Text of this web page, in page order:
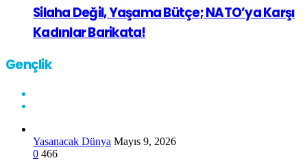
Silaha Değil, Yaşama Bütçe; NATO’ya Karşı
Kadınlar Barikata!
Gençlik
Yasanacak Dünya Mayıs 9, 2026
0 466